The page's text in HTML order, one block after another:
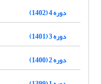
دوره 4 (1402)
دوره 3 (1401)
دوره 2 (1400)